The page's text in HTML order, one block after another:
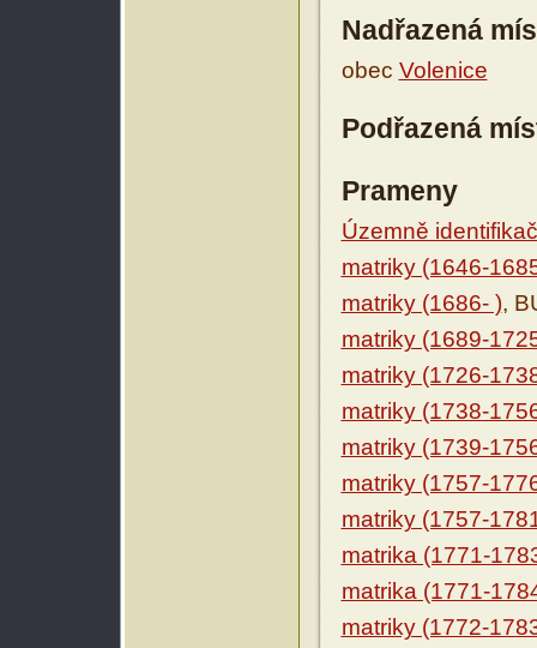
Nadřazená
obec Volenice
Podřazená
Prameny
Územně
matriky (1646-
matriky (1686- ),
matriky (1689-
matriky (1726-
matriky (1738-
matriky (1739-
matriky (1757-
matriky (1757-
matrika (1771-
matrika (1771-
matriky (1772-